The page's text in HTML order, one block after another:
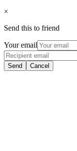
×
Send this to friend
Your email
Send Cancel